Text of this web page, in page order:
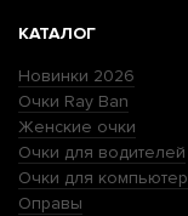
КАТАЛОГ
Новинки 2026
Очки Ray Ban
Женские очки
Очки для водителей
Очки для
Оправы